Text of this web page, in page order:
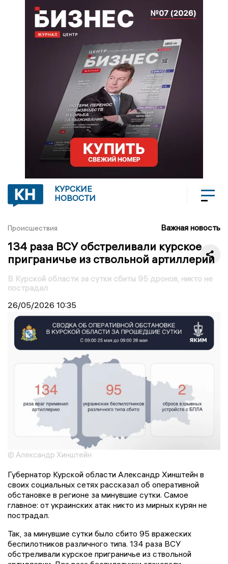
КУРСКИЕ
НОВОСТИ
Происшествия Важная новость
134 раза ВСУ обстреливали курское
приграничье из ствольной артиллерии
В Курской области за сутки сбиты 95 дронов, никто не
пострадал
26/05/2026 10:35
© Александр Хинштейн
Губернатор Курской области Александр Хинштейн в
своих социальных сетях рассказал об оперативной
обстановке в регионе за минувшие сутки. Самое
главное: от украинских атак никто из мирных курян не
пострадал.
Так, за минувшие сутки было сбито 95 вражеских
беспилотников различного типа. 134 раза ВСУ
обстреливали курское приграничье из ствольной